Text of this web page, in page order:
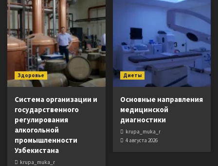
Здоровье
Система организации и
государственного
регулирования
алкогольной
промышленности
Узбекистана
krupa_muka_r
Диеты
Основные направления
медицинской
диагностики
krupa_muka_r
4 августа 2026